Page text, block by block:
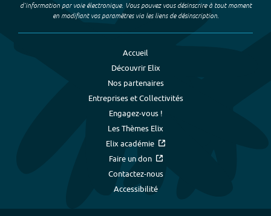
d’information par voie électronique. Vous pouvez vous désinscrire à tout moment
en modifiant vos paramètres via les liens de désinscription.
Accueil
Découvrir Elix
Nos partenaires
Entreprises et Collectivités
Engagez-vous !
Les Thèmes Elix
Elix académie
Faire un don
Contactez-nous
Accessibilité